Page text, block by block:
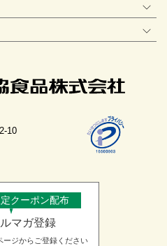
があります。また当社が提供する
ないものとします。
があります
定期的に又は緊急に行う場合
天災により当サイトの提供ができ
働争議等により当サイトの提供が
事由により当サイトの提供の遅
、これに起因する会員又は他の第
責任をも負わないものとします。
10
クーポン配布
マガ登録
ージからご登録ください